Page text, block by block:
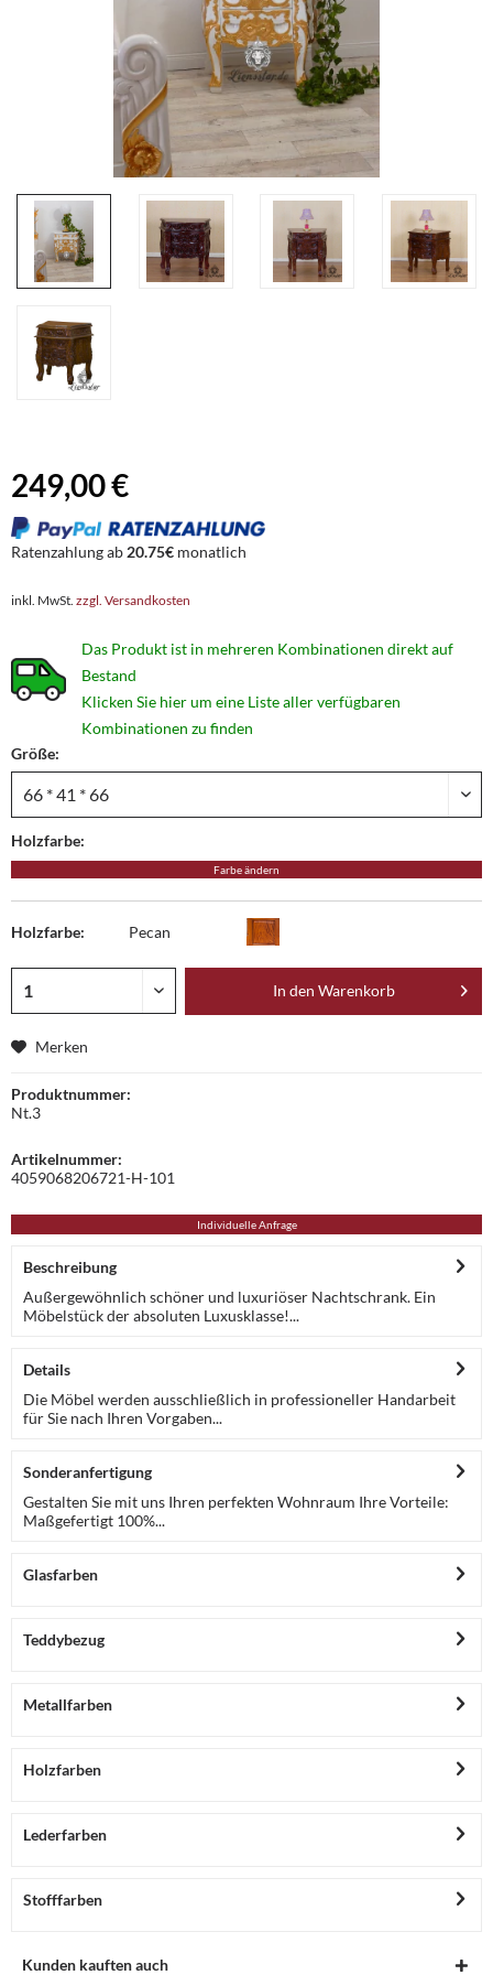
249,00 €
Ratenzahlung ab 20.75€ monatlich
inkl. MwSt. zzgl. Versandkosten
Das Produkt ist in mehreren Kombinationen direkt auf
Bestand
Klicken Sie hier um eine Liste aller verfügbaren
Kombinationen zu finden
Größe:
Holzfarbe:
Farbe ändern
Holzfarbe: Pecan
In den Warenkorb
Merken
Produktnummer:
Nt.3
Artikelnummer:
4059068206721-H-101
Individuelle Anfrage
Beschreibung
Außergewöhnlich schöner und luxuriöser Nachtschrank. Ein
Möbelstück der absoluten Luxusklasse!...
Details
Die Möbel werden ausschließlich in professioneller Handarbeit
für Sie nach Ihren Vorgaben...
Sonderanfertigung
Gestalten Sie mit uns Ihren perfekten Wohnraum Ihre Vorteile:
Maßgefertigt 100%...
Glasfarben
Teddybezug
Metallfarben
Holzfarben
Lederfarben
Stofffarben
Kunden kauften auch